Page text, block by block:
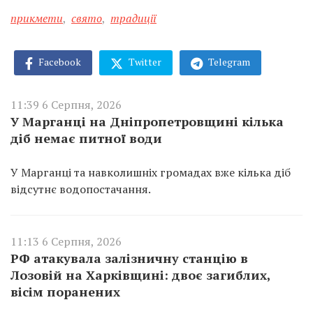
прикмети, свято, традиції
Facebook Twitter Telegram
11:39 6 Серпня, 2026
У Марганці на Дніпропетровщині кілька
діб немає питної води
У Марганці та навколишніх громадах вже кілька діб
відсутнє водопостачання.
11:13 6 Серпня, 2026
РФ атакувала залізничну станцію в
Лозовій на Харківщині: двоє загиблих,
вісім поранених